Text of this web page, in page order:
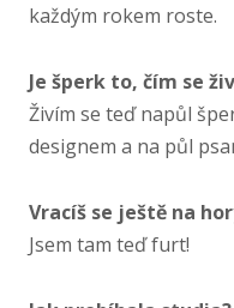
každým rokem roste.
Je šperk to, čím se
Živím se teď napůl
designem a na půl
Vracíš se ještě na
Jsem tam teď furt!